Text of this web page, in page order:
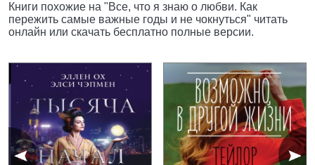
Книги похожие на "Все, что я знаю о любви. Как
пережить самые важные годы и не чокнуться" читать
онлайн или скачать бесплатно полные версии.